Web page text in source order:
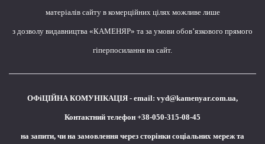
матеріалів сайту в комерційних цілях можливе лише
з дозволу видавництва «КАМЕНЯР» та за умови обов’язкового прямого
гіперпосилання на сайт.
ОФіЦІЙНА КОМУНІКАЦІЯ - email: vyd@kamenyar.com.ua,
Контактний телефон +38-050-315-08-45
на запити, чи на замовлення через сторінки соціальних мереж та